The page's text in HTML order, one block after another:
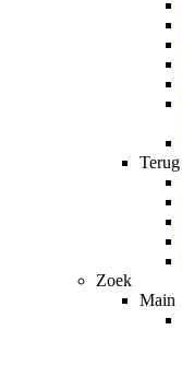
Terug
Zoek
Main